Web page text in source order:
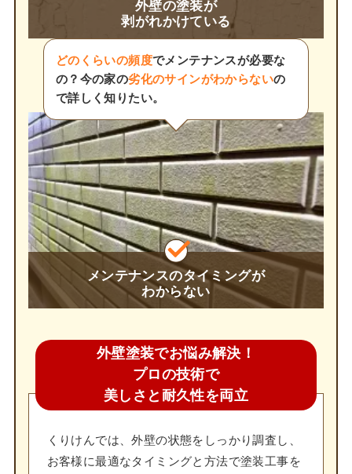
外壁の塗装が
剥がれかけている
どのくらいの頻度でメンテナンスが必要な
の？今の家の劣化のサインがわからないの
で詳しく知りたい。
メンテナンスのタイミングが
わからない
外壁塗装でお悩み解決！
プロの技術で
美しさと耐久性を両立
くりけんでは、外壁の状態をしっかり調査し、
お客様に最適なタイミングと方法で塗装工事を